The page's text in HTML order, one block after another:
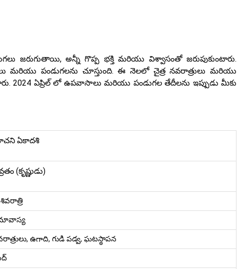
జరుగుతాయి, అన్నీ గొప్ప భక్తి మరియు విశ్వాసంతో జరుపుకుంటారు.
పండుగలను చూస్తుంది. ఈ నెలలో చైత్ర నవరాత్రులు మరియు
2024 ఏప్రిల్ లో ఉపవాసాలు మరియు పండుగల తేదీలను ఇప్పుడు మీకు
ఏకాదశి
(కృష్ణుడు)
ఉగాది, గుడి పడ్వ, ఘటస్థాపన